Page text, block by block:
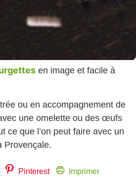
en image et facile à
ou en accompagnement de
une omelette ou des œufs
ce que l’on peut faire avec un
Provençale.
Pinterest Imprimer